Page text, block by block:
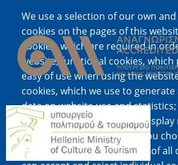
We use a selection of our own
cookies on the pages of this
cookies, which are required in
website; functional cookies,
easy of use when using the
cookies, which we use to
data on website use and
cookies, which are used to
content and advertising. If you
ALL", you consent to the use of all
Image
Image